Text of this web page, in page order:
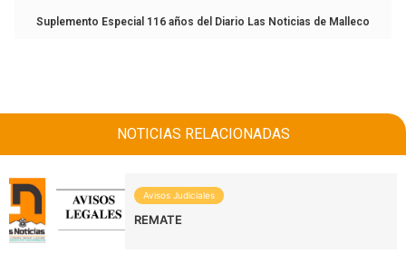
Suplemento Especial 116 años del Diario Las Noticias de Malleco
NOTICIAS RELACIONADAS
Avisos Judiciales
REMATE